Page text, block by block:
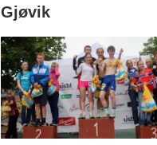
Gjøvik